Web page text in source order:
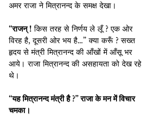
अमर राजा ने मित्रानन्द के समक्ष देखा।
“राजन् ! किस तरह से निर्णय ले लूँ ? एक ओर
विरह है, दूसरी ओर भय है…” क्या करूँ ? सख्त
हृदय से मंत्री मित्रानन्द की आँखों में आँसू भर
आये। राजा मित्रानन्द की असहायता को देख रहे
थे।
“यह मित्रानन्द मंत्री है ?” राजा के मन में विचार
चमका।